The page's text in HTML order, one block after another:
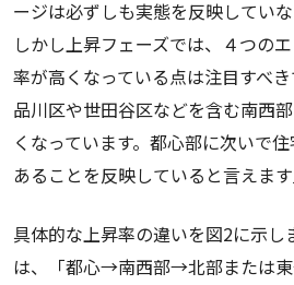
ージは必ずしも実態を反映していな
しかし上昇フェーズでは、４つの
率が高くなっている点は注目すべき
品川区や世田谷区などを含む南西
くなっています。都心部に次いで
あることを反映していると言えます
具体的な上昇率の違いを図2に示し
は、「都心→南西部→北部または東